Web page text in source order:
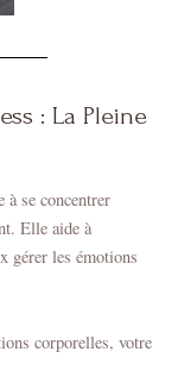
: La Pleine
à se concentrer
Elle aide à
gérer les émotions
corporelles, votre